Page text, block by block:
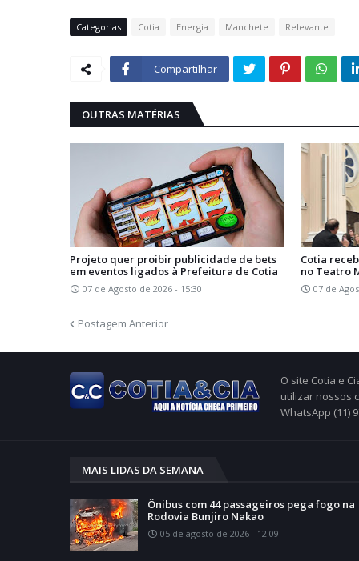
Categorias Cotia Energia Manchete Relevante
Compartilhar
OUTRAS MATÉRIAS
Projeto quer proibir publicidade de bets
em eventos ligados à Prefeitura de Cotia
07 de Agosto de 2026 - 15:30
Cotia
no Teatro
07 de
Postagem Anterior
O site Cotia e
utilizar nossos
WhatsApp (11)
MAIS LIDAS DA SEMANA
Ônibus com 44 passageiros pega fogo na
Rodovia Bunjiro Nakao
05 de agosto de 2026 - 12:09